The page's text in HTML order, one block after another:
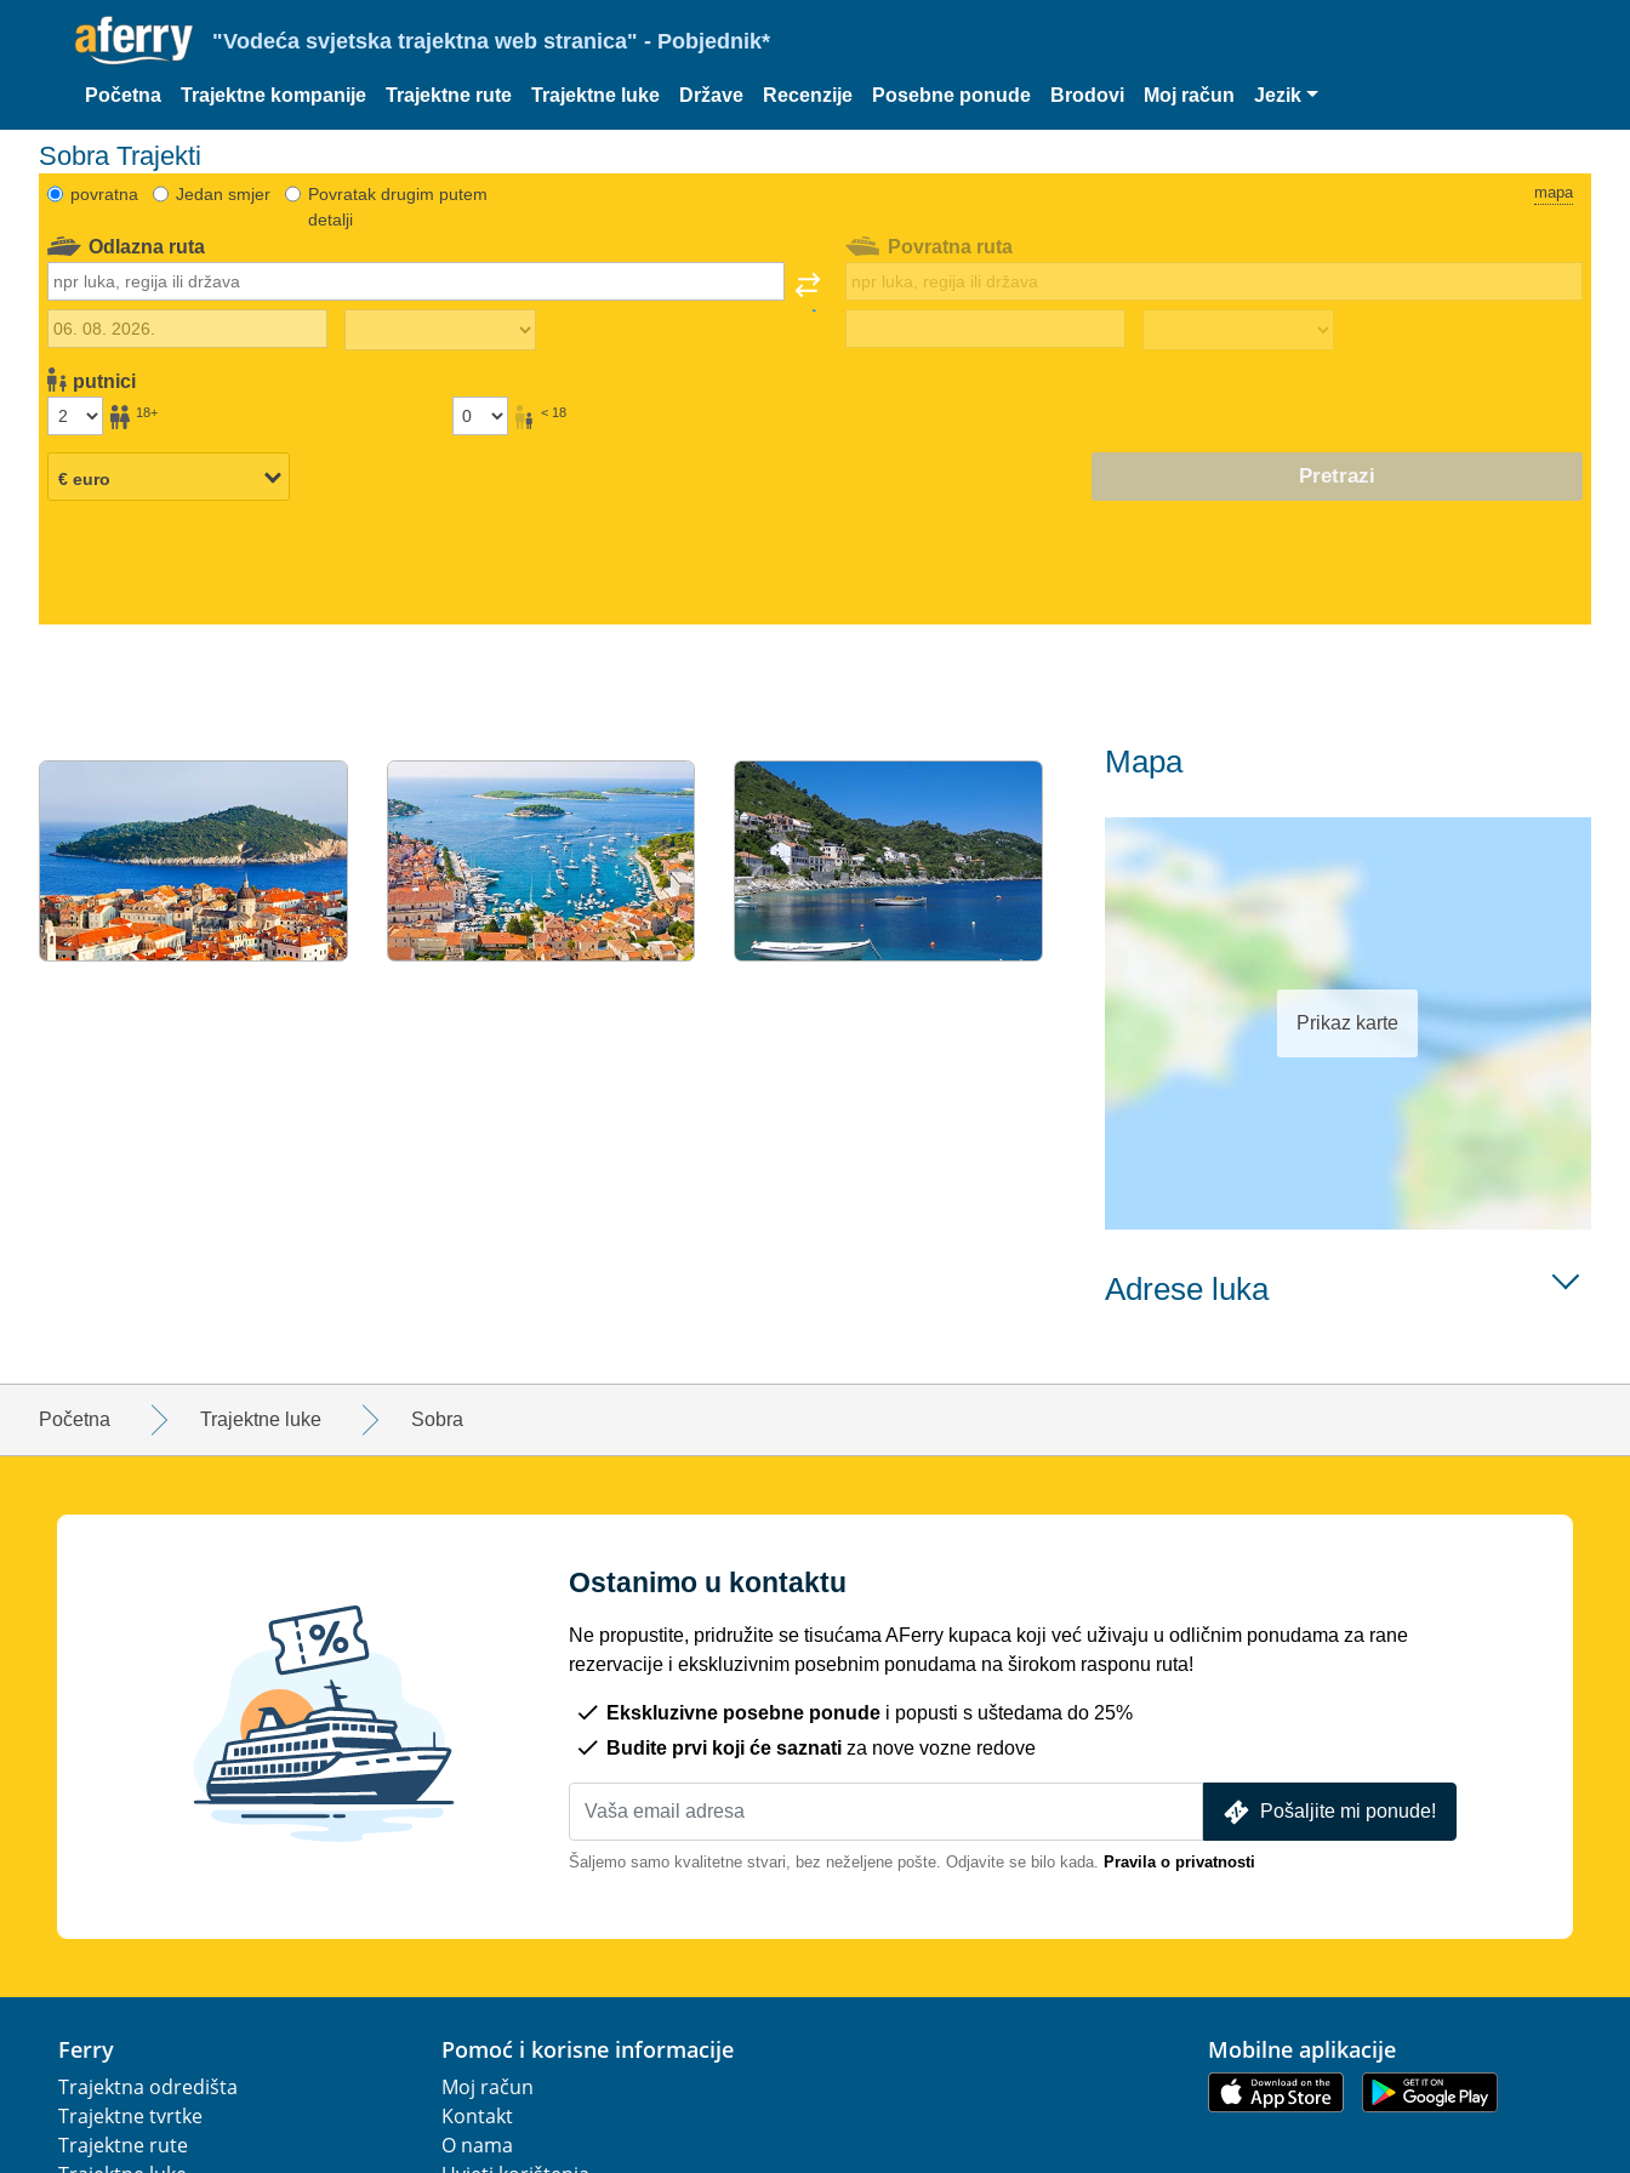
"Vodeća svjetska trajektna web stranica" - Pobjednik*
Početna Trajektne kompanije Trajektne rute Trajektne luke Države Recenzije Posebne ponude Brodovi Moj račun Jezik
Sobra Trajekti
povratna Jedan smjer
Povratak drugim putem
detalji
mapa
Odlazna ruta
putnici
18+ < 18
Povratna ruta
Pretrazi
Mapa
Prikaz karte
Adrese luka
Početna Trajektne luke Sobra
Ostanimo u kontaktu
Ne propustite, pridružite se tisućama AFerry kupaca koji već uživaju u odličnim ponudama za rane
rezervacije i ekskluzivnim posebnim ponudama na širokom rasponu ruta!
Ekskluzivne posebne ponude i popusti s uštedama do 25%
Budite prvi koji će saznati za nove vozne redove
Pošaljite mi ponude!
Šaljemo samo kvalitetne stvari, bez neželjene pošte. Odjavite se bilo kada. Pravila o privatnosti
Ferry
Trajektna odredišta
Trajektne tvrtke
Trajektne rute
Pomoć i korisne informacije
Moj račun
Kontakt
O nama
Mobilne aplikacije